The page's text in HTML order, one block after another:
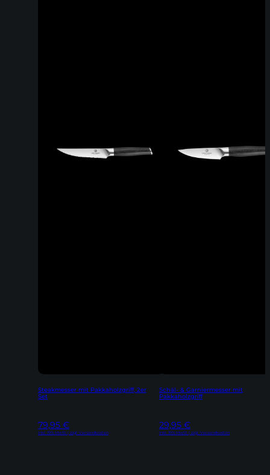
Steakmesser mit Pakkaholzgriff, 2er
Set
79,95 €
Inkl. 19% MwSt | zzgl. Versandkosten
Schäl- & Garniermesser mit
Pakkaholzgriff
29,95 €
Inkl. 19% MwSt | zzgl. Versandkosten